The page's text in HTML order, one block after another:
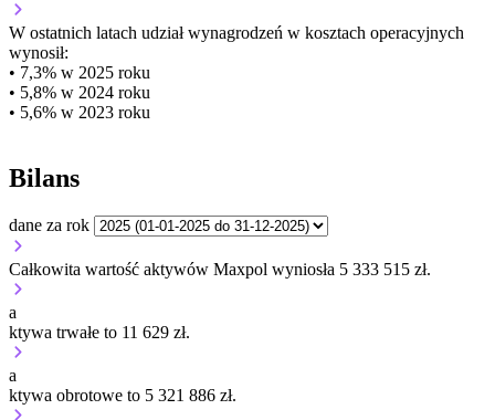
W ostatnich latach udział wynagrodzeń w kosztach operacyjnych
wynosił:
• 7,3% w 2025 roku
• 5,8% w 2024 roku
• 5,6% w 2023 roku
Bilans
dane za rok
Całkowita wartość aktywów Maxpol wyniosła 5 333 515 zł.
a
ktywa trwałe to 11 629 zł.
a
ktywa obrotowe to 5 321 886 zł.